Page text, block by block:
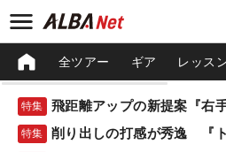
全ツアー ギア レッス
特集
特集 削り出しの打感が秀逸 『ト